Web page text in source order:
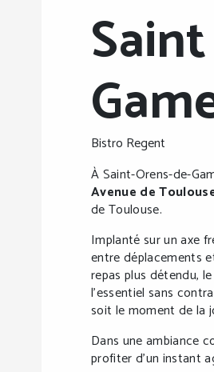
Bistro Regent
À Saint-Orens-de-
Avenue de
de Toulouse.
Implanté sur un axe
entre déplacements
repas plus détendu,
l’essentiel sans
soit le moment de la
Dans une ambiance
profiter d’un instant